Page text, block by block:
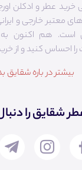
خرید عطر و ادکلن
معتبر خارجی و
است. هم‌ اکنون به
را احساس کنید و از
بیشتر در باره شقایق
شقایق را